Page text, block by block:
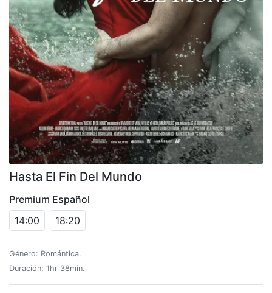
Hasta El Fin Del Mundo
Premium Español
14:00
18:20
Género: Romántica.
Duración: 1hr 38min.